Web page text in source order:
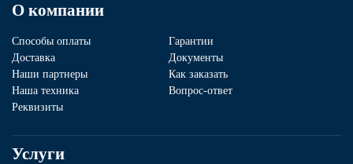
О компании
Способы оплаты
Гарантии
Доставка
Документы
Наши партнеры
Как заказать
Наша техника
Вопрос-ответ
Реквизиты
Услуги